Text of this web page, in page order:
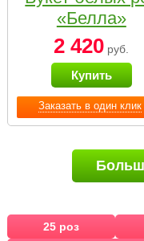
Заказать в один клик
«Белла»
2 420 руб.
Купить
25 роз